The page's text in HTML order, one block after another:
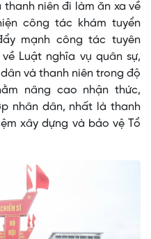
niên đi làm ăn xa về
công tác khám tuyển
mạnh công tác tuyên
Luật nghĩa vụ quân sự,
và thanh niên trong độ
nâng cao nhận thức,
nhân dân, nhất là thanh
xây dựng và bảo vệ Tổ